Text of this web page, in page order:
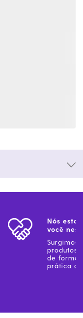
Nós
você
Surgimos
produtos
de forma
prática